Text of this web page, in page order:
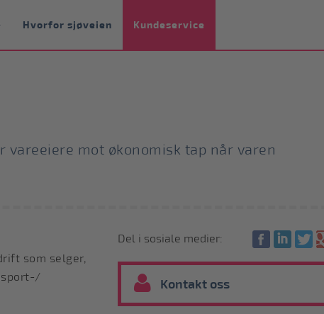
Hvorfor sjøveien Kundeservice
mot økonomisk tap når varen
som selger,
Del i sosiale medier:
Kontakt oss